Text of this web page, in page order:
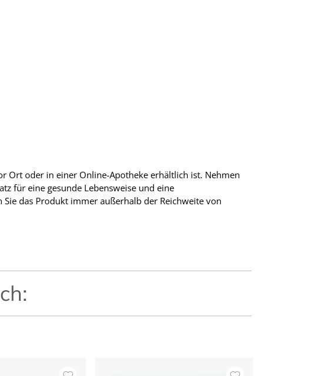
Ort oder in einer Online-Apotheke erhältlich ist. Nehmen
für eine gesunde Lebensweise und eine
das Produkt immer außerhalb der Reichweite von